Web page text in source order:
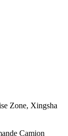
Zone, Xingsha
Camion